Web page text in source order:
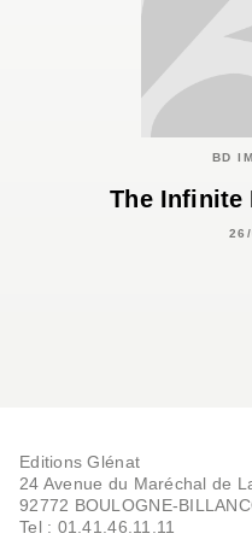
BD
The Infinite
Editions Glénat
24 Avenue du Maréchal de
92772 BOULOGNE-
Tel : 01.41.46.11.11